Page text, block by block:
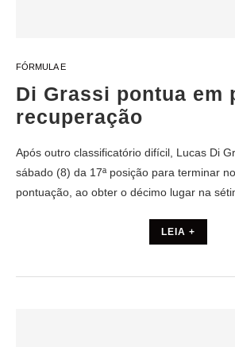
FÓRMULA E
Di Grassi pontua em
recuperação
Após outro classificatório difícil, Lucas Di
sábado (8) da 17ª posição para terminar
pontuação, ao obter o décimo lugar na
LEIA +